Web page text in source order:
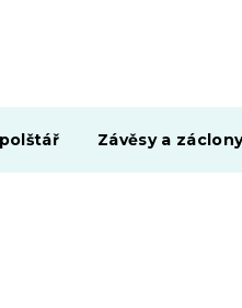
Závěsy a